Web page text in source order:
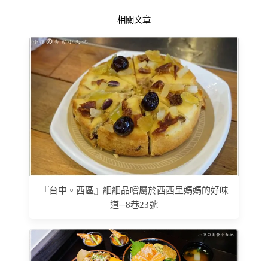
相關文章
『台中。西區』細細品嚐屬於西西里媽媽的好味
道─8巷23號